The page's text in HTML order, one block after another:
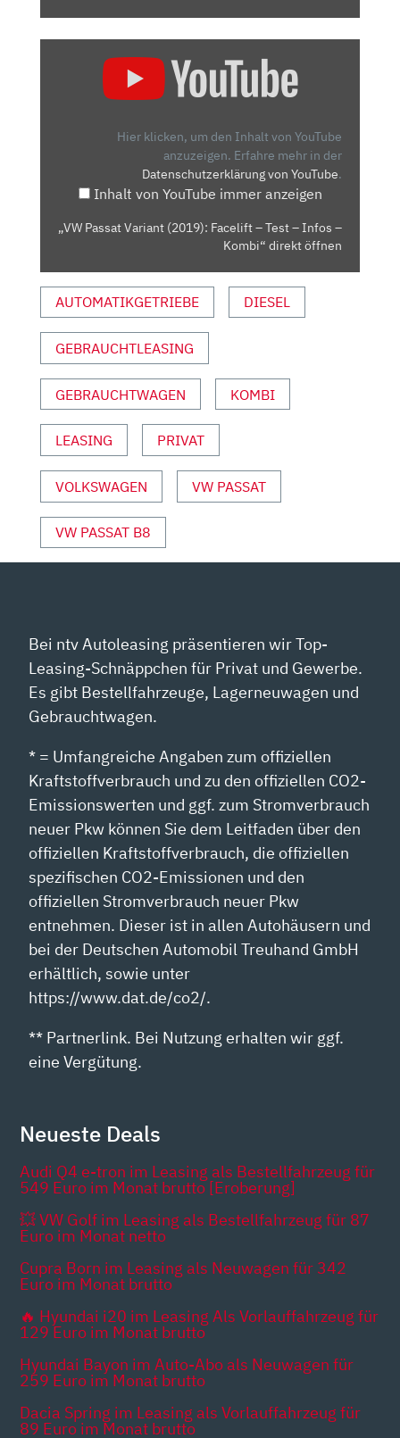
INFOS
VON
YOUTUBE
Hier klicken, um den Inhalt von YouTube
anzuzeigen. Erfahre mehr in der
Datenschutzerklärung von YouTube.
Inhalt von YouTube immer anzeigen
„VW Passat Variant (2019): Facelift – Test – Infos –
Kombi“ direkt öffnen
AUTOMATIKGETRIEBE DIESEL
GEBRAUCHTLEASING
GEBRAUCHTWAGEN KOMBI
LEASING PRIVAT
VOLKSWAGEN VW PASSAT
VW PASSAT B8
Bei ntv Autoleasing präsentieren wir Top-
Leasing-Schnäppchen für Privat und Gewerbe.
Es gibt Bestellfahrzeuge, Lagerneuwagen und
Gebrauchtwagen.
* = Umfangreiche Angaben zum offiziellen
Kraftstoffverbrauch und zu den offiziellen CO2-
Emissionswerten und ggf. zum Stromverbrauch
neuer Pkw können Sie dem Leitfaden über den
offiziellen Kraftstoffverbrauch, die offiziellen
spezifischen CO2-Emissionen und den
offiziellen Stromverbrauch neuer Pkw
entnehmen. Dieser ist in allen Autohäusern und
bei der Deutschen Automobil Treuhand GmbH
erhältlich, sowie unter
https://www.dat.de/co2/.
** Partnerlink. Bei Nutzung erhalten wir ggf.
eine Vergütung.
Neueste Deals
Audi Q4 e-tron im Leasing als Bestellfahrzeug für
549 Euro im Monat brutto [Eroberung]
💥 VW Golf im Leasing als Bestellfahrzeug für 87
Euro im Monat netto
Cupra Born im Leasing als Neuwagen für 342
Euro im Monat brutto
🔥 Hyundai i20 im Leasing Als Vorlauffahrzeug für
129 Euro im Monat brutto
Hyundai Bayon im Auto-Abo als Neuwagen für
259 Euro im Monat brutto
Dacia Spring im Leasing als Vorlauffahrzeug für
89 Euro im Monat brutto